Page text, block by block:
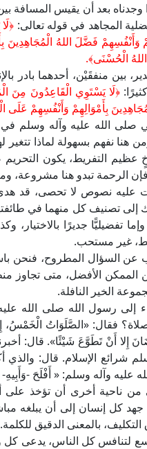
وجدناه بعد أن يقيس المسافة
المجاهد في قوله تعالى:
وَأَنْفُسِهِمْ فَضَّلَ اللهُ الْمُجَاهِدِينَ
الْحُسْنَى﴾.
بين منفقَيْن، أحدهما
﴿لَا يَسْتَوِي الْقَاعِدُونَ مِنَ
بِأَمْوَالِهِمْ وَأَنْفُسِهِمْ عَلَى
صلى الله عليه وآله وسلم
هنا نفهم بسهولة لماذا
التفريط، يكون التحريم
تبدو هنا مشروعة،
عليه نصوص لا تحصى، قد
إلى تصنيف كل منهما في
تفضيليًّا جديرًا
غير مستحب.
عن السؤال المطروح، فنحن
الممكن الأفضل، متى تجاوز
الخير النافلة.
إلى رسول الله صلى الله
فقال: «الصَّلَوَاتُ الْخَمْسُ،
إِلا أَنْ تَطَوَّعَ شَيْئًا». قال:
شرائع الإسلام. قال: والذي
عليه وآله وسلم: « أَفْلَحَ -
من ناحية أخرى أن تؤخذ
جهد كل إنسان إلى أن يبلغه
بالمعنى الدقيق للكلمة.
لتنافس كل الناس، يدعى كل